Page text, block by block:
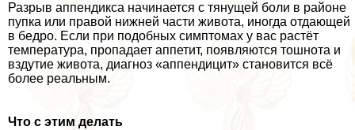
Разрыв аппендикса начинается с тянущей боли в районе
пупка или правой нижней части живота, иногда отдающей
в бедро. Если при подобных симптомах у вас растёт
температура, пропадает аппетит, появляются тошнота и
вздутие живота, диагноз «аппендицит» становится всё
более реальным.
Что с этим делать